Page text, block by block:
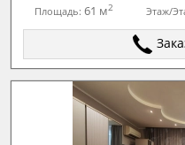
Площадь:61 м2 Этаж/